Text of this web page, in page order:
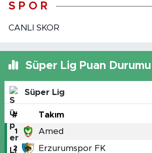
S P O R
CANLI SKOR
Süper Lig Puan Durumu
Süper Lig
# Takım
1 Amed
2 Erzurumspor FK